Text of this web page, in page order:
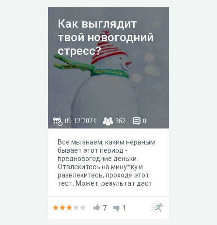
Как выглядит
твой новогодний
стресс?
09.12.2024 362 0
Все мы знаем, каким нервным
бывает этот период -
предновогодние деньки.
Отвлекитесь на минутку и
развлекитесь, проходя этот
тест. Может, результат даст
хлопотах?
7 1